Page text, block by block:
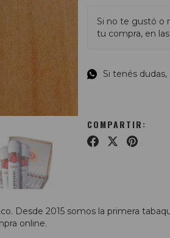
Si no te gustó o
tu compra, en
Si tenés
COMPARTIR:
Desde 2015 somos la primera
online.